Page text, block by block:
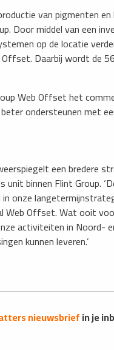
van pigmenten
Door middel van een
op de locatie
Daarbij wordt de
Web Offset het
ondersteunen met
een bredere
binnen Flint Group.
onze
Web Offset. Wat ooit
activiteiten in Noord-
kunnen leveren.’
nieuwsbriefin je